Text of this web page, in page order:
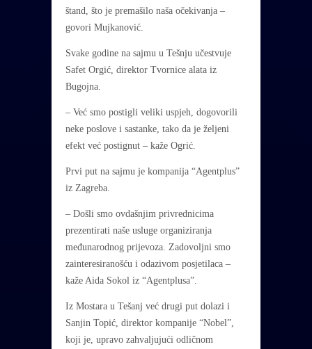
štand, što je premašilo naša očekivanja –
govori Mujkanović.
Svake godine na sajmu u Tešnju učestvuje
Safet Orgić, direktor Tvornice alata iz
Bugojna.
– Već smo postigli veliki uspjeh, dogovorili
neke poslove i sastanke, tako da je željeni
efekt već postignut – kaže Ogrić.
Prvi put na sajmu je kompanija “Agentplus”
iz Zagreba.
– Došli smo ovdašnjim privrednicima
prezentirati naše usluge organiziranja
međunarodnog prijevoza. Zadovoljni smo
zainteresiranošću i odazivom posjetilaca –
kaže Aida Sokol iz “Agentplusa”.
Iz Mostara u Tešanj već drugi put dolazi i
Sanjin Topić, direktor kompanije “Nobel”,
koji je, upravo zahvaljujući odličnom